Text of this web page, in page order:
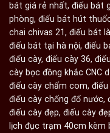
bát giá rẻ nhất, điếu bát
phòng, điếu bát hút
chai chivas 21, điếu bát
điếu bát tại hà nội, điếu
điếu cày, điếu cày 36,
cày bọc đồng khắc CNC
điếu cày chấm com, điếu
điếu cày chống đổ nước,
điếu cày đẹp, điếu cày
lịch đục trạm 40cm kèm